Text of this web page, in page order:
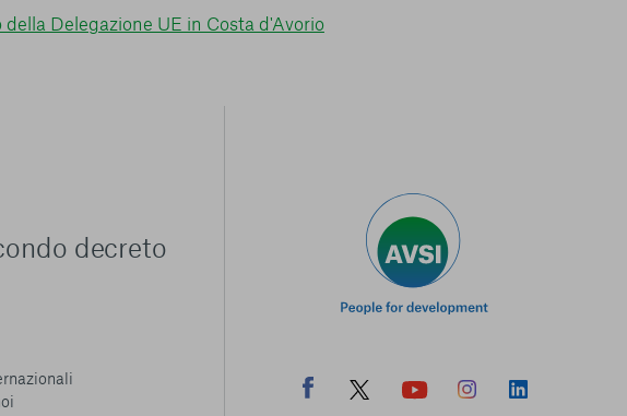
della Delegazione UE in Costa d'Avorio
decreto